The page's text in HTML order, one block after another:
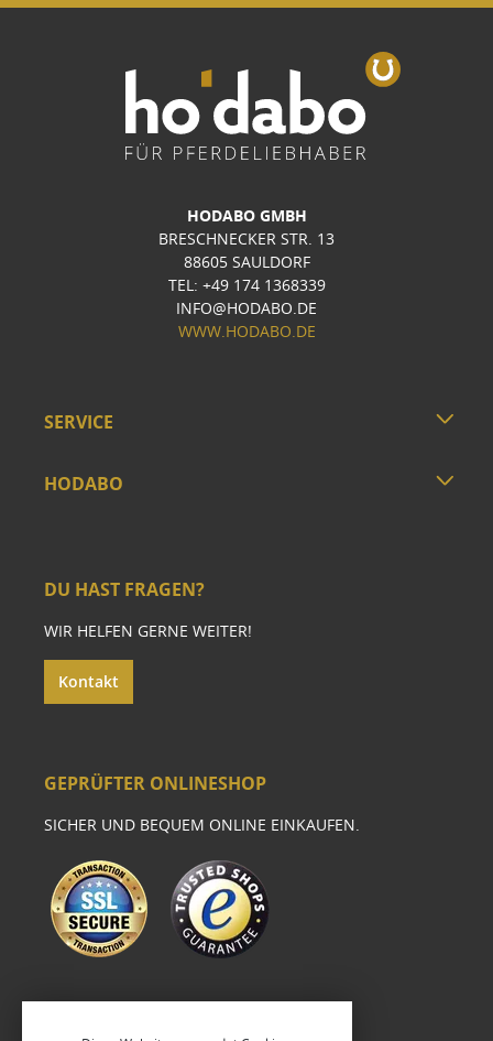
HODABO GMBH
BRESCHNECKER STR. 13
88605 SAULDORF
TEL: +49 174 1368339
INFO@HODABO.DE
WWW.HODABO.DE
SERVICE
HODABO
DU HAST FRAGEN?
WIR HELFEN GERNE WEITER!
Kontakt
GEPRÜFTER ONLINESHOP
SICHER UND BEQUEM ONLINE EINKAUFEN.